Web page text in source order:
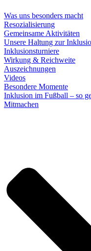
Was uns besonders macht
Resozialisierung
Gemeinsame Aktivitäten
Unsere Haltung zur
Inklusionsturniere
Wirkung & Reichweite
Auszeichnungen
Videos
Besondere Momente
Inklusion im Fußball – so
Mitmachen